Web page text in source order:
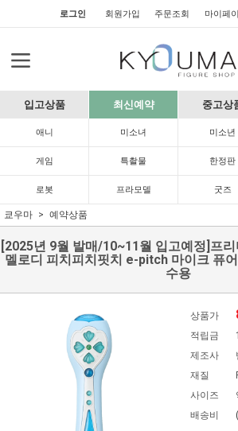
로그인 회원가입 주문조회 마이페
입고상품 최신예약 중고상
애니 미소녀 미소년
게임 특촬물 한정판
로봇 프라모델 굿즈
쿄우마 예약상품
[2025년 9월 발매/10~11월 입고예정]프
멜로디 피치피치핏치 e-pitch 마이크 퓨
수용
상품가
적립금
제조사
재질
사이즈
배송비